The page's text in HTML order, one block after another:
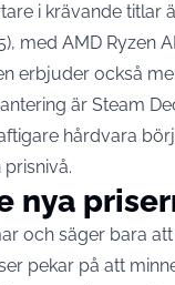
i krävande titlar
med AMD Ryzen
erbjuder också
är Steam
hårdvara
nya
och säger bara
pekar på att